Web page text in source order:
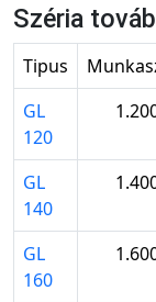
Széria
Tipus
GL
120
GL
140
GL
160